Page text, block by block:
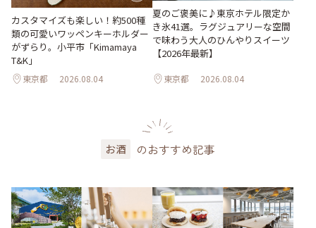
カスタマイズも楽しい！約500種
類の可愛いワッペンキーホルダー
がずらり。小平市「Kimamaya
T&K」
東京都 2026.08.04
夏のご褒美に♪東京ホテル限定か
き氷41選。ラグジュアリーな空間
で味わう大人のひんやりスイーツ
【2026年最新】
東京都 2026.08.04
お酒 のおすすめ記事